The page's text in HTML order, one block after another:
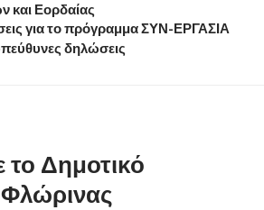
και Εορδαίας
για το πρόγραμμα ΣΥΝ-ΕΡΓΑΣΙΑ
δηλώσεις
το Δημοτικό